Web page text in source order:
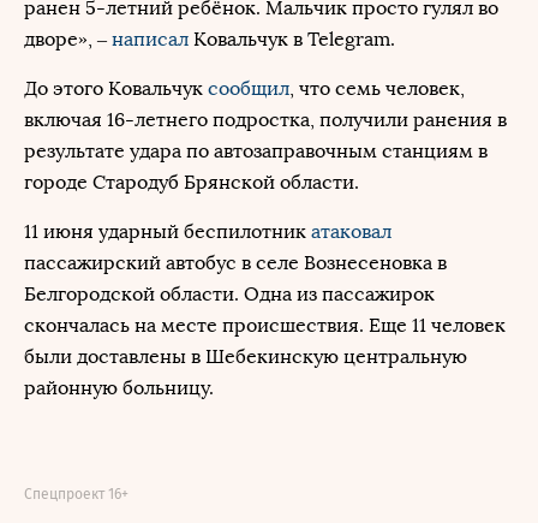
ранен 5-летний ребёнок. Мальчик просто гулял во
дворе», – написал Ковальчук в Telegram.
До этого Ковальчук сообщил, что семь человек,
включая 16-летнего подростка, получили ранения в
результате удара по автозаправочным станциям в
городе Стародуб Брянской области.
11 июня ударный беспилотник атаковал
пассажирский автобус в селе Вознесеновка в
Белгородской области. Одна из пассажирок
скончалась на месте происшествия. Еще 11 человек
были доставлены в Шебекинскую центральную
районную больницу.
Спецпроект 16+